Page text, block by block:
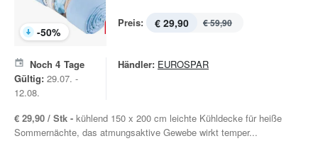
-50%
Preis: € 29,90 € 59,90
Noch 4 Tage
Gültig: 29.07. -
12.08.
Händler: EUROSPAR
€ 29,90 / Stk - kühlend 150 x 200 cm leichte Kühldecke für heiße
Sommernächte, das atmungsaktive Gewebe wirkt temper...